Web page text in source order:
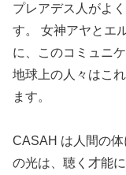
プレアデス人がよ
す。 女神アヤとエ
に、このコミュニ
地球上の人々はこ
ます。
CASAH は人間の
の光は、聴く才能